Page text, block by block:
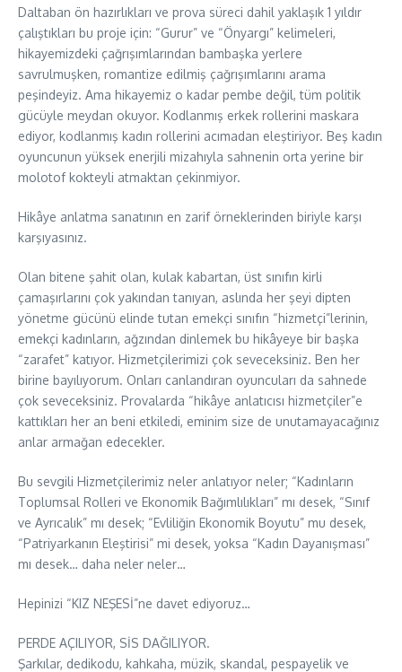
Daltaban ön hazırlıkları ve prova süreci dahil yaklaşık 1 yıldır
çalıştıkları bu proje için: “Gurur” ve “Önyargı” kelimeleri,
hikayemizdeki çağrışımlarından bambaşka yerlere
savrulmuşken, romantize edilmiş çağrışımlarını arama
peşindeyiz. Ama hikayemiz o kadar pembe değil, tüm politik
gücüyle meydan okuyor. Kodlanmış erkek rollerini maskara
ediyor, kodlanmış kadın rollerini acımadan eleştiriyor. Beş kadın
oyuncunun yüksek enerjili mizahıyla sahnenin orta yerine bir
molotof kokteyli atmaktan çekinmiyor.
Hikâye anlatma sanatının en zarif örneklerinden biriyle karşı
karşıyasınız.
Olan bitene şahit olan, kulak kabartan, üst sınıfın kirli
çamaşırlarını çok yakından tanıyan, aslında her şeyi dipten
yönetme gücünü elinde tutan emekçi sınıfın “hizmetçi”lerinin,
emekçi kadınların, ağzından dinlemek bu hikâyeye bir başka
“zarafet” katıyor. Hizmetçilerimizi çok seveceksiniz. Ben her
birine bayılıyorum. Onları canlandıran oyuncuları da sahnede
çok seveceksiniz. Provalarda “hikâye anlatıcısı hizmetçiler”e
kattıkları her an beni etkiledi, eminim size de unutamayacağınız
anlar armağan edecekler.
Bu sevgili Hizmetçilerimiz neler anlatıyor neler; “Kadınların
Toplumsal Rolleri ve Ekonomik Bağımlılıkları” mı desek, “Sınıf
ve Ayrıcalık” mı desek; “Evliliğin Ekonomik Boyutu” mu desek,
“Patriyarkanın Eleştirisi” mi desek, yoksa “Kadın Dayanışması”
mı desek… daha neler neler…
Hepinizi “KIZ NEŞESİ”ne davet ediyoruz…
PERDE AÇILIYOR, SİS DAĞILIYOR.
Şarkılar, dedikodu, kahkaha, müzik, skandal, pespayelik ve